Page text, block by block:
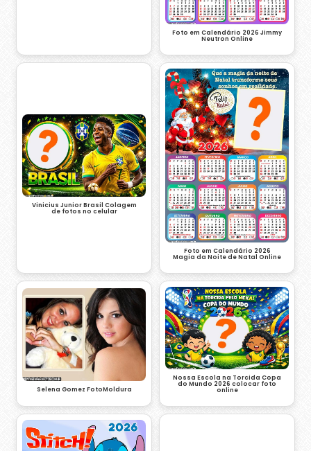
Foto em Calendário 2026 Jimmy
Neutron Online
Vinicius Junior Brasil Colagem
de fotos no celular
Foto em Calendário 2026
Magia da Noite de Natal Online
Selena Gomez FotoMoldura
Nossa Escola na Torcida Copa
do Mundo 2026 colocar foto
online